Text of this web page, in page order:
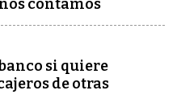
contamos
si quiere
de otras